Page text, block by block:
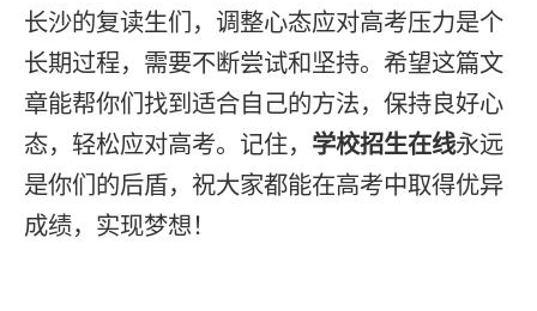
长沙的复读生们，调整心态应对高考压力是个
长期过程，需要不断尝试和坚持。希望这篇文
章能帮你们找到适合自己的方法，保持良好心
态，轻松应对高考。记住， 学校招生在线永远
是你们的后盾，祝大家都能在高考中取得优异
成绩，实现梦想！